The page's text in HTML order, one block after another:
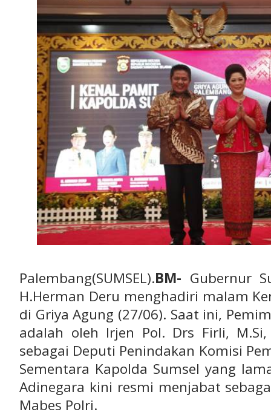
Palembang(SUMSEL).BM- Gubernur
H.Herman Deru menghadiri malam
di Griya Agung (27/06). Saat ini,
adalah oleh Irjen Pol. Drs Firli,
sebagai Deputi Penindakan Komisi
Sementara Kapolda Sumsel yang
Adinegara kini resmi menjabat
Mabes Polri.